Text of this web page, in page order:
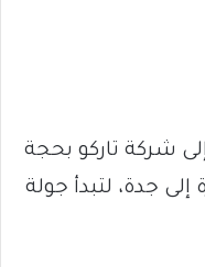
شركة تاركو بحجة
جدة، لتبدأ جولة